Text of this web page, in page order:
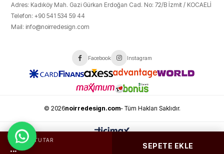
Adres: Kadıköy Mah. Gazi Gürkan Erdoğan Cad. No: 72/B İzmit / KOCAELİ
Telefon: +90 541 534 59 44
Mail: info@noirredesign.com
Facebook Instagram
© 2026noirredesign.com- Tüm Hakları Saklıdır.
TOPLAM TUTAR
... SEPETE EKLE